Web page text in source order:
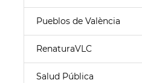
Pueblos de València
RenaturaVLC
Salud Pública